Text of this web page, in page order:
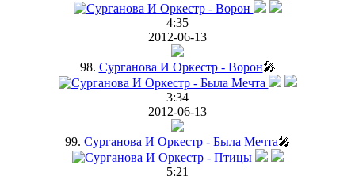
4:35
2012-06-13
98. Сурганова И Оркестр - Ворон🎤
3:34
2012-06-13
99. Сурганова И Оркестр - Была Мечта🎤
5:21